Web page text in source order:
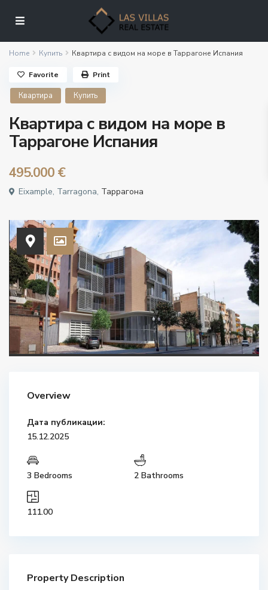
Home Купить Квартира с видом на море в Таррагоне Испания
Квартира Купить
Квартира с видом на море в
Таррагоне Испания
495.000 €
Eixample, Tarragona, Таррагона
Favorite Print
Overview
Дата публикации:
15.12.2025
3 Bedrooms 2 Bathrooms
111.00
Property Description